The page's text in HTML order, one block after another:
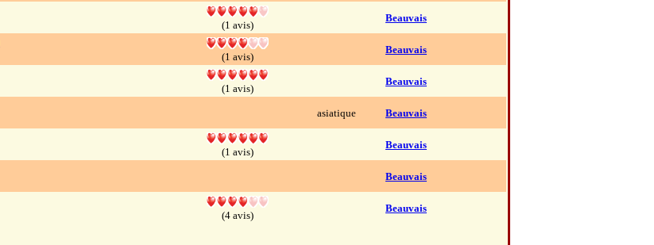
(1 avis)
Beauvais
(1 avis)
Beauvais
(1 avis)
Beauvais
asiatique Beauvais
(1 avis)
Beauvais
Beauvais
(4 avis)
Beauvais